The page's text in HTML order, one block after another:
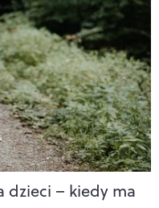
dzieci – kiedy ma